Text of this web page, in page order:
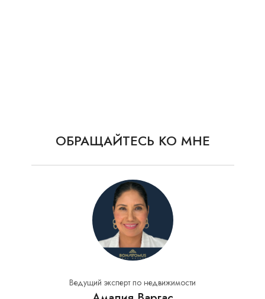
ОБРАЩАЙТЕСЬ КО МНЕ
Ведущий эксперт по недвижимости